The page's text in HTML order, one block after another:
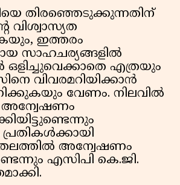
തിരഞ്ഞെടുക്കുന്നതിന്
വിശ്വാസ്യത
ഇത്തരം
സാഹചര്യങ്ങളിൽ
എത്രയും
വിവരമറിയിക്കാൻ
വേണം. നിലവിൽ
അന്വേഷണം
തലത്തിൽ അന്വേഷണം
എസിപി കെ.ജി.